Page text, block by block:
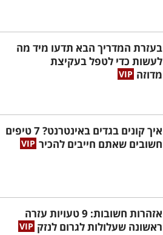
בעזרת המדריך הבא תדעו מיד מה
לעשות כדי לטפל בעקיצת
מדוזה
איך קונים בגדים באינטרנט? 7 טיפים
חשובים שאתם חייבים להכיר
אזהרות חשובות: 9 טעויות עזרה
ראשונה שעלולות לגרום לנזק